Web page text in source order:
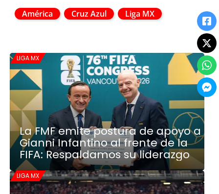
América Cruz Azul Liga MX
LIGA MX
La FMF emite postura de apoyo a
Gianni Infantino al frente de la
FIFA: Respaldamos su liderazgo
LIGA MX